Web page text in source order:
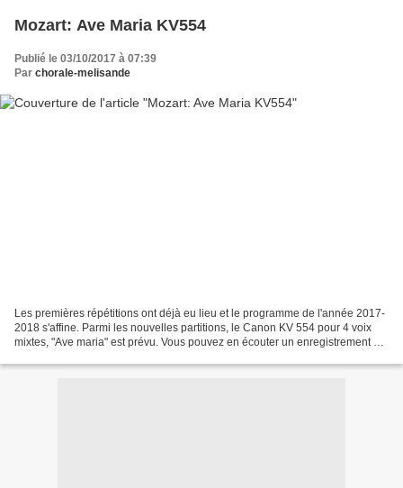
Mozart: Ave Maria KV554
Publié le 03/10/2017 à 07:39
Par chorale-melisande
Les premières répétitions ont déjà eu lieu et le programme de l'année 2017-
2018 s'affine. Parmi les nouvelles partitions, le Canon KV 554 pour 4 voix
mixtes, "Ave maria" est prévu. Vous pouvez en écouter un enregistrement de